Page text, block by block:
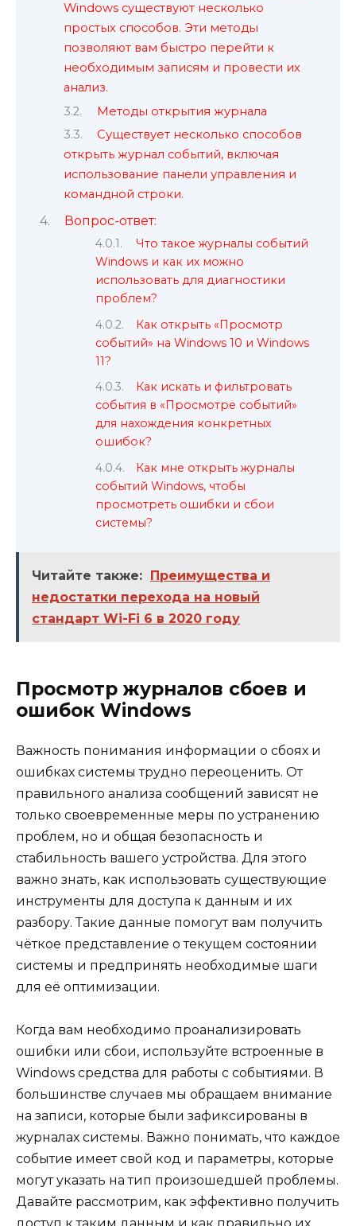
Windows существуют несколько
простых способов. Эти методы
позволяют вам быстро перейти к
необходимым записям и провести их
анализ.
Методы открытия журнала
Существует несколько способов
открыть журнал событий, включая
использование панели управления и
командной строки.
Вопрос-ответ:
Что такое журналы событий
Windows и как их можно
использовать для диагностики
проблем?
Как открыть «Просмотр
событий» на Windows 10 и Windows
11?
Как искать и фильтровать
события в «Просмотре событий»
для нахождения конкретных
ошибок?
Как мне открыть журналы
событий Windows, чтобы
просмотреть ошибки и сбои
системы?
Читайте также:
Преимущества и
недостатки перехода на новый
стандарт Wi-Fi 6 в 2020 году
Просмотр журналов сбоев и
ошибок Windows
Важность понимания информации о сбоях и
ошибках системы трудно переоценить. От
правильного анализа сообщений зависят не
только своевременные меры по устранению
проблем, но и общая безопасность и
стабильность вашего устройства. Для этого
важно знать, как использовать существующие
инструменты для доступа к данным и их
разбору. Такие данные помогут вам получить
чёткое представление о текущем состоянии
системы и предпринять необходимые шаги
для её оптимизации.
Когда вам необходимо проанализировать
ошибки или сбои, используйте встроенные в
Windows средства для работы с событиями. В
большинстве случаев мы обращаем внимание
на записи, которые были зафиксированы в
журналах системы. Важно понимать, что каждое
событие имеет свой код и параметры, которые
могут указать на тип произошедшей проблемы.
Давайте рассмотрим, как эффективно получить